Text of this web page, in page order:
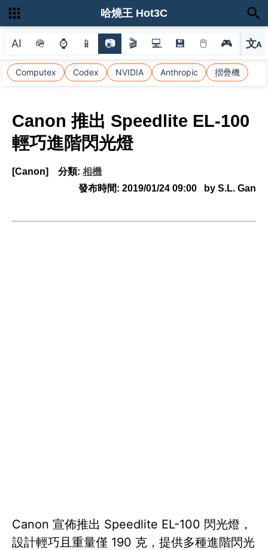
AI 🪖 ⌚ 📱 📷 🎬 💻 💾 🖱 🎮 文A
選
Computex Codex NVIDIA Anthropic 摺疊機
哈燒王 Hot3C
Canon 推出 Speedlite EL-100
輕巧進階閃光燈
[Canon] 分類: 相機
發布時間: 2019/01/24 09:00 by S.L. Gan
Canon 宣佈推出 Speedlite EL-100 閃光燈，
設計輕巧且重量僅 190 克，提供多種進階閃光